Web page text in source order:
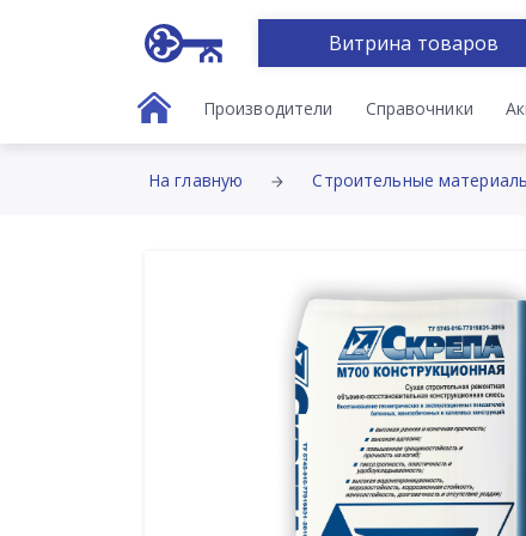
Витрина товаров
Производители Справочники
На главную Строительные